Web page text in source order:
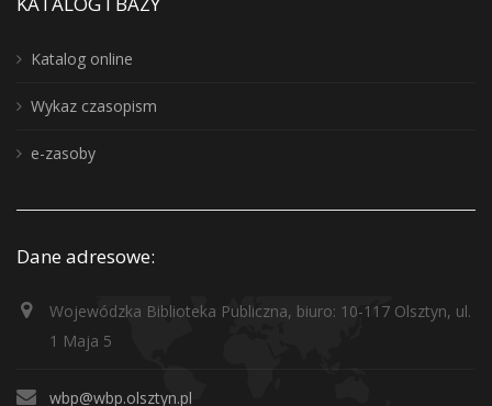
Katalog online
Wykaz czasopism
e-zasoby
Dane adresowe:
Wojewódzka Biblioteka Publiczna, biuro: 10-117 Olsztyn, ul.
1 Maja 5
wbp@wbp.olsztyn.pl